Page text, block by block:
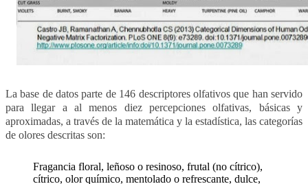
La base de datos parte de 146 descriptores olfativos que han servido
para llegar a al menos diez percepciones olfativas, básicas y
aproximadas, a través de la matemática y la estadística, las categorías
de olores descritas son:
Fragancia floral, leñoso o resinoso, frutal (no cítrico),
cítrico, olor químico, mentolado o refrescante, dulce,